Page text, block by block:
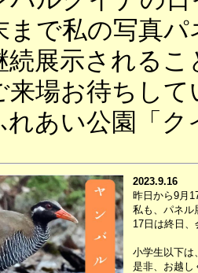
まで私の写真
続展示される
来場お待ちして
れあい公園「ク
2023.9.16
昨日から9月
私も、パネル
17日は終日
小学生以下は
是非、お越し